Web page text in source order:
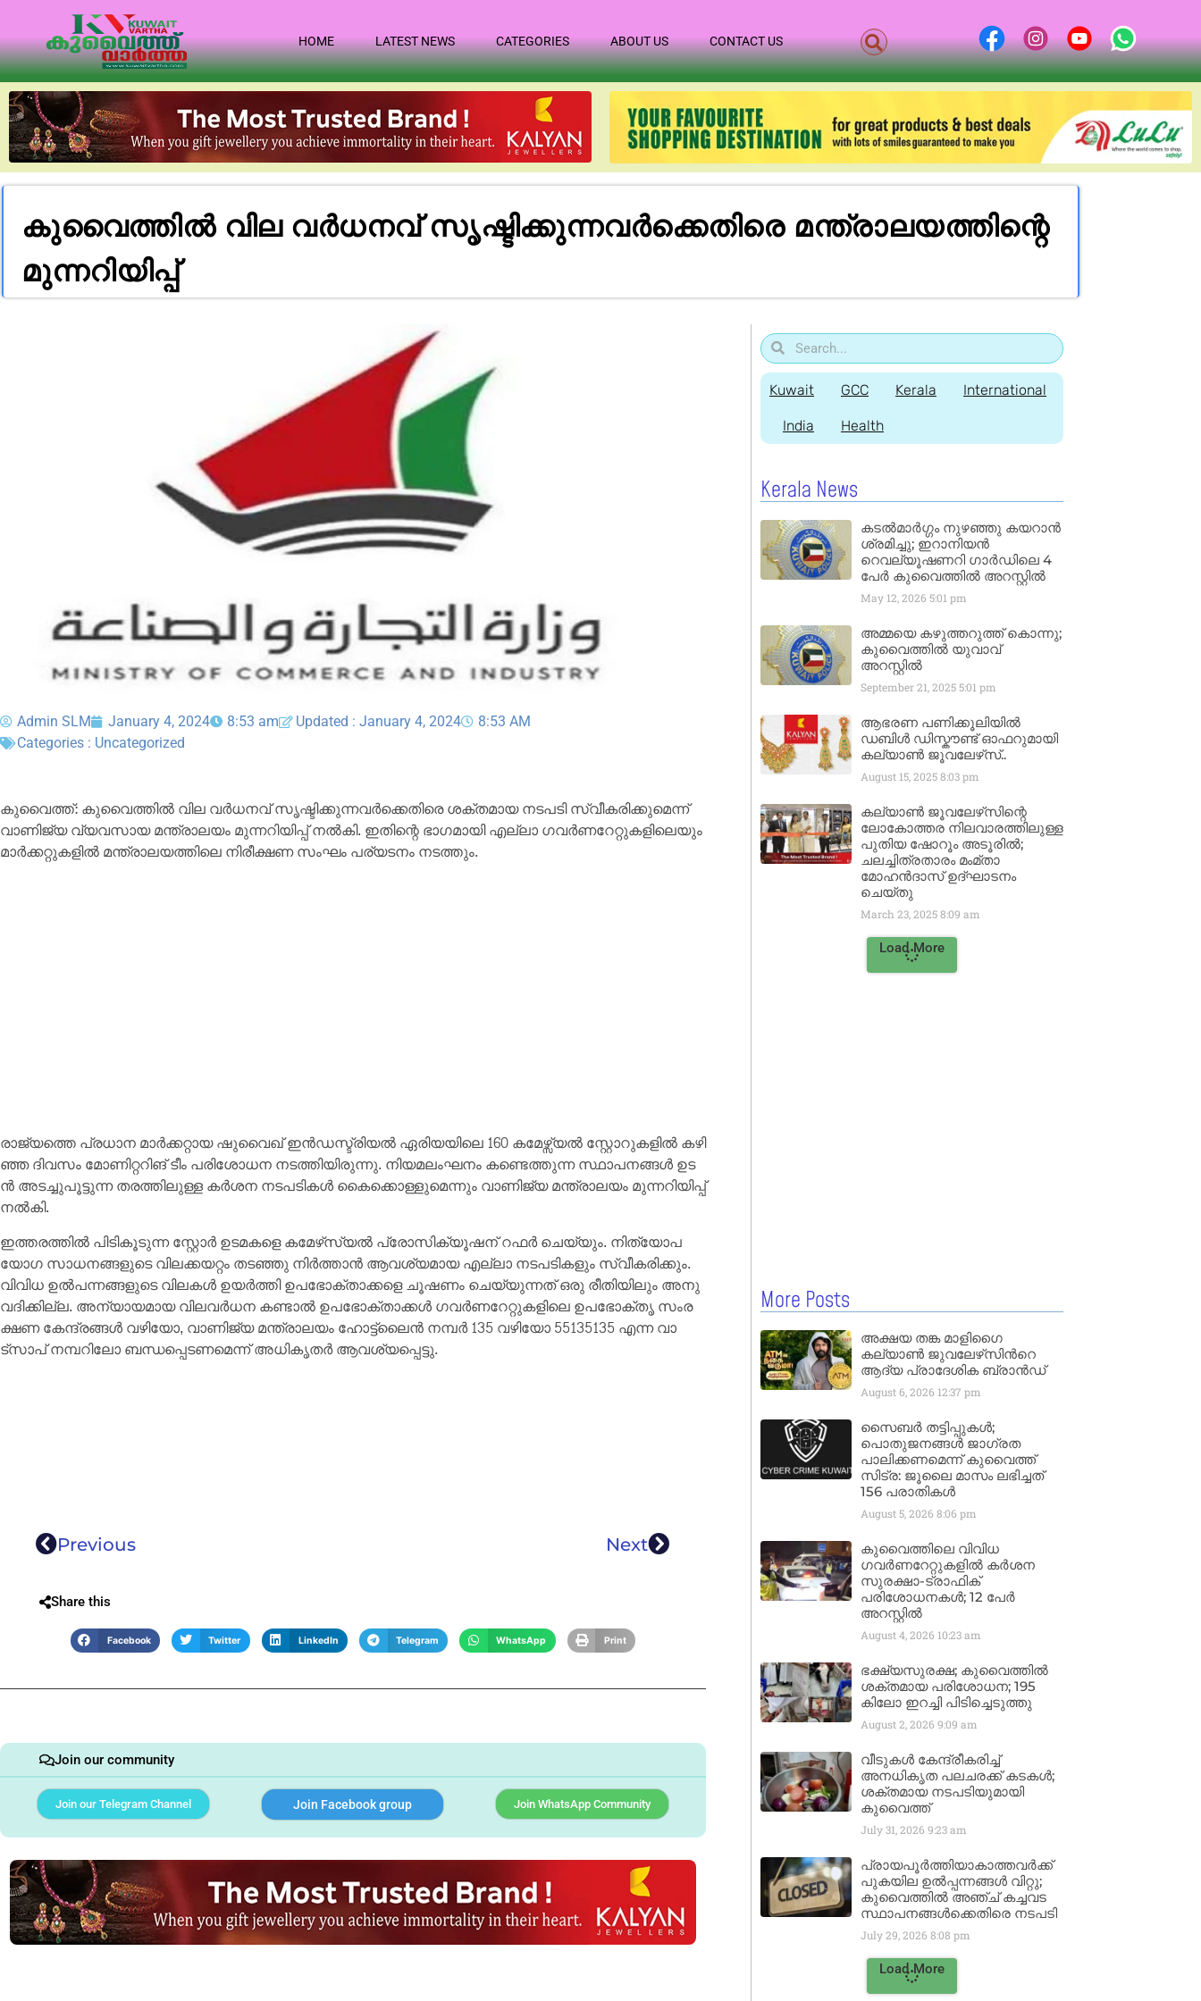
HOME LATEST NEWS CATEGORIES ABOUT US CONTACT US
കു​വൈ​ത്തി​ൽ വി​ല വ​ർ​ധ​നവ് സൃ​ഷ്ടി​ക്കു​ന്ന​വ​ർ​ക്കെ​തി​രെ മ​ന്ത്രാ​ല​യത്തിന്റെ
മുന്നറിയിപ്പ്
Admin SLM January 4, 2024 8:53 am Updated : January 4, 2024
8:53 AM
Categories : Uncategorized
കു​വൈ​ത്ത്: കു​വൈ​ത്തി​ൽ വി​ല വ​ർ​ധ​നവ് സൃ​ഷ്ടി​ക്കു​ന്ന​വ​ർ​ക്കെ​തി​രെ ശ​ക്ത​മാ​യ ന​ട​പ​ടി സ്വീ​ക​രി​ക്കു​മെ​ന്ന്
വാ​ണി​ജ്യ വ്യ​വ​സാ​യ മ​ന്ത്രാ​ല​യം മുന്നറിയിപ്പ് നൽകി. ഇതിന്റെ ഭാഗമായി എ​ല്ലാ ഗ​വ​ർ​ണ​റേ​റ്റു​ക​ളി​ലെയും
മാ​ർക്ക​റ്റു​ക​ളി​ൽ മ​ന്ത്രാ​ല​യ​ത്തി​ലെ നി​രീ​ക്ഷ​ണ സം​ഘം പ​ര്യ​ട​നം ന​ട​ത്തും.
രാ​ജ്യ​ത്തെ പ്ര​ധാ​ന മാ​ർക്ക​റ്റാ​യ ഷു​വൈ​ഖ് ഇ​ൻ​ഡ​സ്ട്രി​യ​ൽ ഏ​രി​യ​യി​ലെ 160 കമേ​ഴ്സ്യ​ൽ സ്റ്റോ​റു​ക​ളി​ൽ ക​ഴി​
ഞ്ഞ ദി​വ​സം മോ​ണി​റ്റ​റി​ങ് ടീം ​പ​രി​ശോ​ധ​ന ന​ട​ത്തിയിരുന്നു. നി​യ​മ​ലം​ഘ​നം ക​ണ്ടെ​ത്തു​ന്ന സ്ഥാ​പ​ന​ങ്ങ​ൾ ഉ​ട​
ൻ അ​ട​ച്ചുപൂ​ട്ടു​ന്ന ത​ര​ത്തി​ലു​ള്ള ക​ർശ​ന ന​ട​പ​ടി​ക​ൾ കൈ​ക്കൊ​ള്ളു​മെ​ന്നും വാ​ണി​ജ്യ മ​ന്ത്രാ​ല​യം മു​ന്ന​റി​യി​പ്പ്
ന​ൽകി.
ഇ​ത്ത​ര​ത്തി​ൽ പി​ടി​കൂ​ടു​ന്ന സ്റ്റോ​ർ ഉ​ട​മ​ക​ളെ ക​മേ​ഴ്‌​സ്യ​ൽ പ്രോ​സി​ക്യൂ​ഷ​ന് റ​ഫ​ർ ചെ​യ്യും. നി​ത്യോ​പ​
യോ​ഗ സാ​ധ​ന​ങ്ങ​ളു​ടെ വി​ല​ക്ക​യ​റ്റം ത​ട​ഞ്ഞു നി​ർത്താ​ൻ ആ​വ​ശ്യ​മാ​യ എ​ല്ലാ ന​ട​പ​ടി​ക​ളും സ്വീ​ക​രി​ക്കും.
വി​വി​ധ ഉ​ൽ​പ​ന്ന​ങ്ങ​ളു​ടെ വി​ല​ക​ൾ ഉ​യ​ർ​ത്തി ഉ​പ​ഭോ​ക്താ​ക്ക​ളെ ചൂ​ഷ​ണം ചെ​യ്യു​ന്ന​ത് ഒ​രു രീ​തി​യി​ലും അ​നു​
വ​ദി​ക്കി​ല്ല. അ​ന്യാ​യ​മാ​യ വി​ല​വ​ർധ​ന ക​ണ്ടാ​ൽ ഉ​പ​ഭോ​ക്താ​ക്ക​ൾ ഗ​വ​ർ​ണ​റേ​റ്റു​ക​ളി​ലെ ഉ​പ​ഭോ​ക്തൃ സം​ര​
ക്ഷ​ണ കേ​ന്ദ്ര​ങ്ങ​ൾ വ​ഴി​യോ, വാ​ണി​ജ്യ മ​ന്ത്രാ​ല​യം ഹോ​ട്ട്ലൈ​ൻ ന​മ്പ​ർ 135 വ​ഴി​യോ 55135135 എ​ന്ന വാ​
ട്സാപ് ന​മ്പ​റി​ലോ ബ​ന്ധ​പ്പെ​ട​ണ​മെ​ന്ന് അ​ധി​കൃ​ത​ർ ആ​വ​ശ്യ​പ്പെ​ട്ടു.
Previous Next
Share this
Facebook Twitter LinkedIn Telegram WhatsApp Print
Join our community
Join our Telegram Channel Join Facebook group Join WhatsApp Community
Kuwait GCC Kerala International
India Health
Kerala News
കടൽമാർഗ്ഗം നുഴഞ്ഞു കയറാൻ
ശ്രമിച്ചു; ഇറാനിയൻ
റെവല്യൂഷണറി ഗാർഡിലെ 4
പേർ കുവൈത്തിൽ അറസ്റ്റിൽ
May 12, 2026 5:01 pm
അമ്മയെ കഴുത്തറുത്ത് കൊന്നു;
കുവൈത്തിൽ യുവാവ്
അറസ്റ്റിൽ
September 21, 20255:01 pm
ആഭരണ പണിക്കൂലിയിൽ
ഡബിൾ ഡിസ്കൗണ്ട് ഓഫറുമായി
കല്യാൺ ജൂവലേഴ്‌സ്..
August 15, 20258:03 pm
കല്യാൺ ജൂവലേഴ്‌സിന്റെ
ലോകോത്തര നിലവാരത്തിലുള്ള
പുതിയ ഷോറൂം അടൂരിൽ;
ചലച്ചിത്രതാരം മംമ്താ
മോഹൻദാസ് ഉദ്ഘാടനം
ചെയ്‌തു
March 23, 20258:09 am
Load More
More Posts
അക്ഷയ തങ്ക മാളിഗൈ
കല്യാണ്‍ ജുവലേഴ്‌സിന്‍റെ
ആദ്യ പ്രാദേശിക ബ്രാന്‍ഡ്
August 6, 2026 12:37 pm
സൈബർ തട്ടിപ്പുകൾ;
പൊതുജനങ്ങൾ ജാഗ്രത
പാലിക്കണമെന്ന് കുവൈത്ത്
സിട്ര: ജൂലൈ മാസം ലഭിച്ചത്
156 പരാതികൾ
August 5, 2026 8:06 pm
കുവൈത്തിലെ വിവിധ
ഗവർണറേറ്റുകളിൽ കർശന
സുരക്ഷാ-ട്രാഫിക്
പരിശോധനകൾ; 12 പേർ
അറസ്റ്റിൽ
August 4, 2026 10:23 am
ഭക്ഷ്യസുരക്ഷ; കുവൈത്തിൽ
ശക്തമായ പരിശോധന; 195
കിലോ ഇറച്ചി പിടിച്ചെടുത്തു
August 2, 2026 9:09 am
വീടുകൾ കേന്ദ്രീകരിച്ച്
അനധികൃത പലചരക്ക് കടകൾ;
ശക്തമായ നടപടിയുമായി
കുവൈത്ത്
July 31, 2026 9:23 am
പ്രായപൂർത്തിയാകാത്തവർക്ക്
പുകയില ഉൽപ്പന്നങ്ങൾ വിറ്റു;
കുവൈത്തിൽ അഞ്ച് കച്ചവട
സ്ഥാപനങ്ങൾക്കെതിരെ നടപടി
July 29, 2026 8:08 pm
Load More